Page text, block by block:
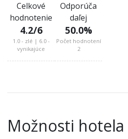
Celkové
hodnotenie
4.2/6
1.0 - zlé | 6.0 -
vynikajúce
Odporúča
daľej
50.0%
Počet hodnotení
2
Možnosti hotela